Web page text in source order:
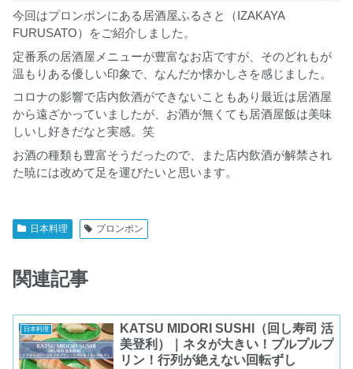
今回はプロンポンにある居酒屋ふるさと（IZAKAYA
FURUSATO）をご紹介しました。
定番系の居酒屋メニューが豊富なお店ですが、そのどれもが
温もりある優しい印象で、なんだか懐かしさを感じました。
コロナの影響で店内飲酒ができないこともあり最近は居酒屋
から遠ざかっていましたが、お酒が無くても居酒屋飯は美味
しいし好きだなと実感。笑
お酒の種類も豊富そうだったので、また店内飲酒が解禁され
た暁には改めて足を運びたいと思います。
日本料理 プロンポン
関連記事
日本料理
KATSU MIDORI SUSHI（回し寿司 活
美登利）｜ネタが大きい！プルプルプ
リン！行列が絶えない回転ずし